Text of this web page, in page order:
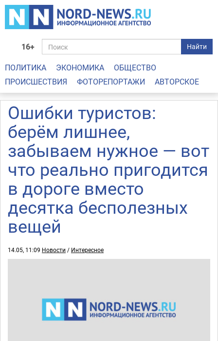
16+ Найти
ПОЛИТИКА ЭКОНОМИКА
ОБЩЕСТВО
ПРОИСШЕСТВИЯ
ФОТОРЕПОРТАЖИ АВТОРСКОЕ
Ошибки туристов:
берём лишнее,
забываем нужное — вот
что реально пригодится
в дороге вместо
десятка бесполезных
вещей
14.05, 11:09 Новости / Интересное